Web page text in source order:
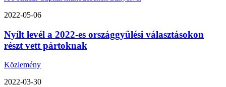
2022-05-06
Nyílt levél a 2022-es országgyűlési választásokon
részt vett pártoknak
Közlemény
2022-03-30